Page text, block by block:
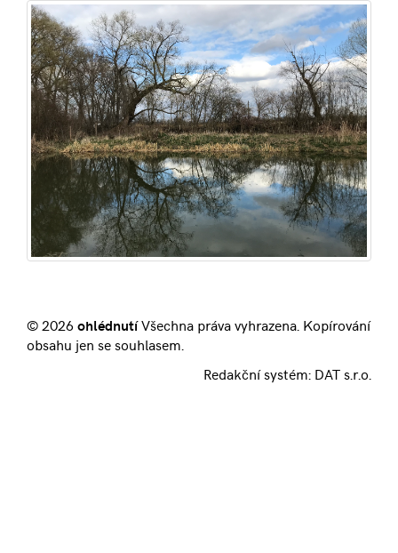
© 2026ohlédnutíVšechna práva vyhrazena. Kopírování
obsahu jen se souhlasem.
Redakční systém: DAT s.r.o.